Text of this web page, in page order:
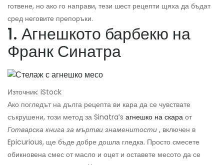
готвене, но ако го направи, тези шест рецепти щяха да бъдат
сред неговите препоръки.
1. Агнешкото барбекю на
Франк Синатра
Източник: iStock
Ако погледът на дълга рецепта ви кара да се чувствате
съкрушени, този метод за Sinatra’s агнешко на скара от
Готварска книга за мъртви знаменитости , включен в
Epicurious, ще бъде добре дошла гледка. Просто смесете
обикновена смес от масло и оцет и оставете месото да се